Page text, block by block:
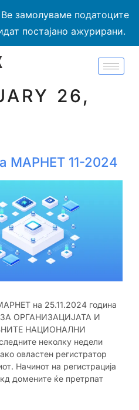
замолуваме податоците
постајано ажурирани.
26,
МАРНЕТ 11-2024
на 25.11.2024 година
ОРГАНИЗАЦИЈАТА И
НАЦИОНАЛНИ
неколку недели
овластен регистратор
Начинот на регистрација
домените ќе претрпат